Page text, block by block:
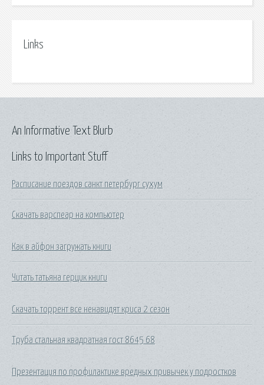
Links
Links to Important Stuff
Расписание поездов санкт петербург сухум
Скачать варспеар на компьютер
Как в айфон загружать книги
Читать татьяна герцик книги
Скачать торрент все ненавидят криса 2 сезон
Труба стальная квадратная гост 8645 68
Презентация по профилактике вредных привычек у подростков
An Informative Text Blurb